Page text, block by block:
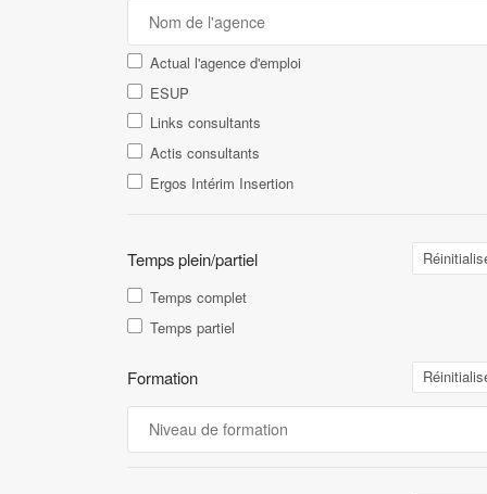
Actual l'agence d'emploi
ESUP
Links consultants
Actis consultants
Ergos Intérim Insertion
Temps plein/partiel
Temps complet
Temps partiel
Formation